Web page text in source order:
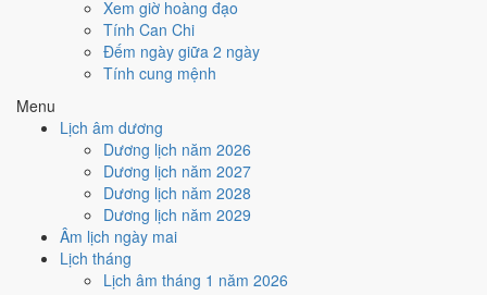
Xem giờ hoàng đạo
Tính Can Chi
Đếm ngày giữa 2 ngày
Tính cung mệnh
Menu
Lịch âm dương
Dương lịch năm 2026
Dương lịch năm 2027
Dương lịch năm 2028
Dương lịch năm 2029
Âm lịch ngày mai
Lịch tháng
Lịch âm tháng 1 năm 2026
Ký hợp đồng - giao ước
Trung bình
Ký hợp đồng - giao ước hôm nay ở
Ngày Hắc Đạogây bất lợi.
Cách tính ngày tốt
🏗️
Động thổ - khởi công
Tốt
Động thổ - khởi công hôm nay ở
, nhưng Ngày Hắc Đạo kéo giảm điểm.
Cách tính ngày tốt
🏡 Nhập trạch - vào nhà mới
Tốt